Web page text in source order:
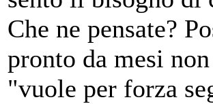
Che ne pensate?
pronto da mesi
"vuole per forza